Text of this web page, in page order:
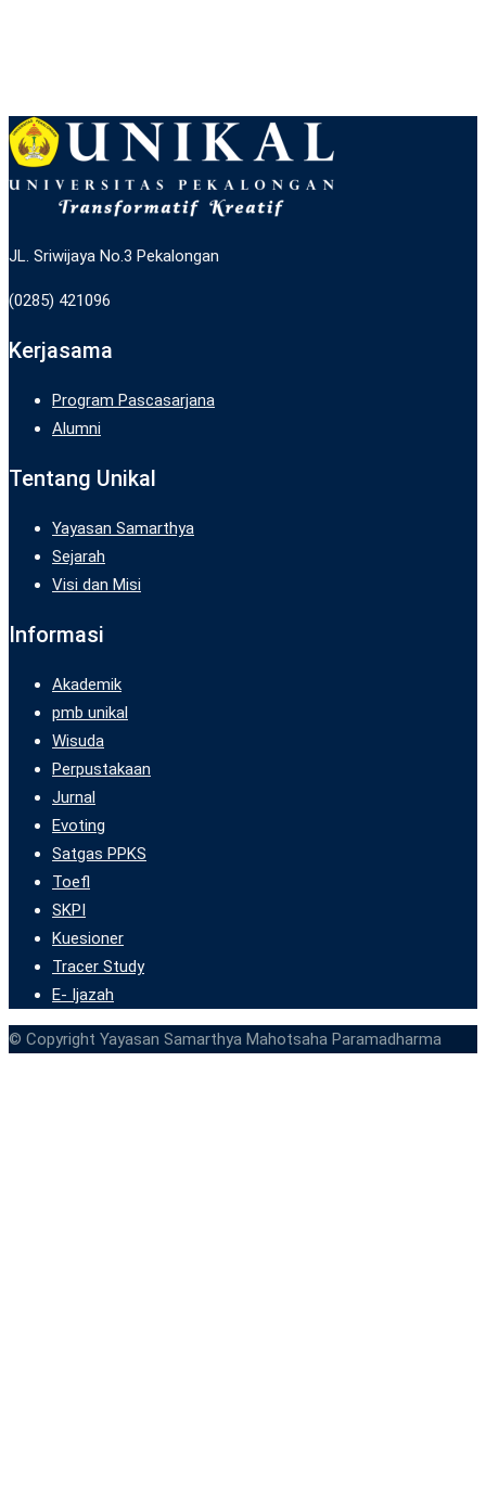
JL. Sriwijaya No.3 Pekalongan
(0285) 421096
Kerjasama
Program Pascasarjana
Alumni
Tentang Unikal
Yayasan Samarthya
Sejarah
Visi dan Misi
Informasi
Akademik
pmb unikal
Wisuda
Perpustakaan
Jurnal
Evoting
Satgas PPKS
Toefl
SKPI
Kuesioner
Tracer Study
E- Ijazah
© Copyright Yayasan Samarthya Mahotsaha Paramadharma